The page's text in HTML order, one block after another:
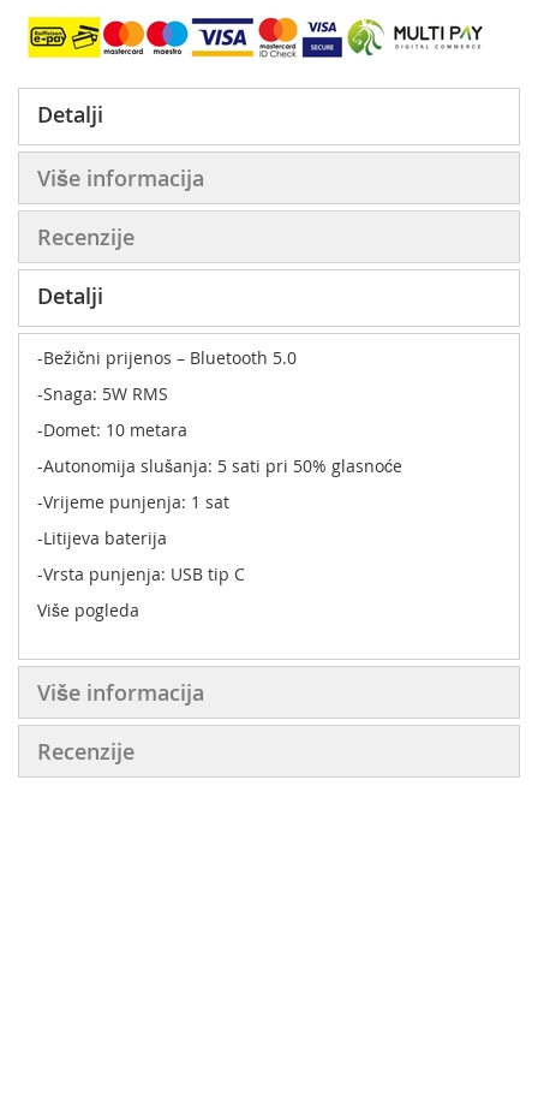
Detalji
Više informacija
Recenzije
Detalji
-Bežični prijenos – Bluetooth 5.0
-Snaga: 5W RMS
-Domet: 10 metara
-Autonomija slušanja: 5 sati pri 50% glasnoće
-Vrijeme punjenja: 1 sat
-Litijeva baterija
-Vrsta punjenja: USB tip C
Više pogleda
Više informacija
Recenzije